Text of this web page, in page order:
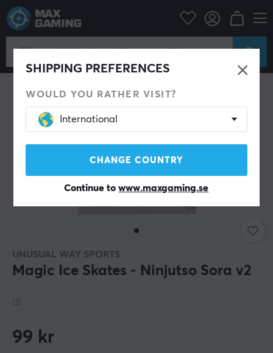
SHIPPING PREFERENCES
WOULD YOU RATHER VISIT?
International
CHANGE COUNTRY
Continue towww.maxgaming.se
Datortillbehör Mouse skates
UNUSUAL WAY SPORTS
Magic Ice Skates - Ninjutso Sora v2
(2)
99 kr